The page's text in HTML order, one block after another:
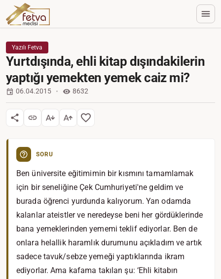
Yazılı Fetva
Yurtdışında, ehli kitap dışındakilerin
yaptığı yemekten yemek caiz mi?
06.04.2015 8632
SORU
Ben üniversite eğitimimin bir kısmını tamamlamak
için bir seneliğine Çek Cumhuriyeti'ne geldim ve
burada öğrenci yurdunda kalıyorum. Yan odamda
kalanlar ateistler ve neredeyse beni her gördüklerinde
bana yemeklerinden yememi teklif ediyorlar. Ben de
onlara helallik haramlık durumunu açıkladım ve artık
sadece tavuk/sebze yemeği yaptıklarında ikram
ediyorlar. Ama kafama takılan şu: ‘Ehli kitabın